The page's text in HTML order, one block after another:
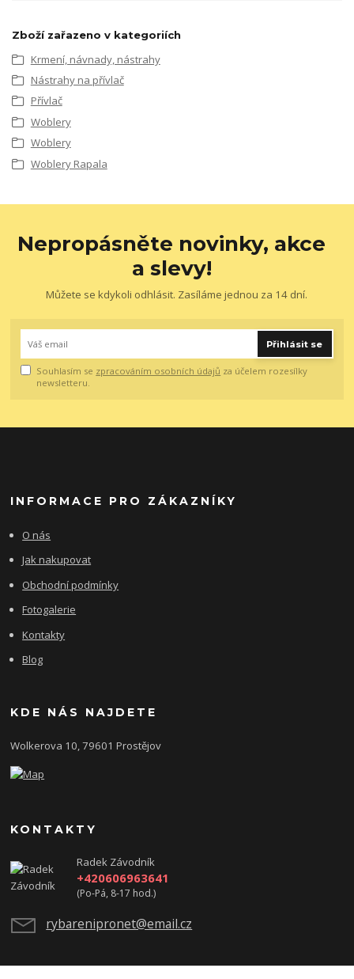
Zboží zařazeno v kategoriích
Krmení, návnady, nástrahy
Nástrahy na přívlač
Přívlač
Woblery
Woblery
Woblery Rapala
Nepropásněte novinky, akce
a slevy!
Můžete se kdykoli odhlásit. Zasíláme jednou za 14 dní.
Přihlásit se
Souhlasím se zpracováním osobních údajů za účelem rozesílky
newsletteru.
INFORMACE PRO ZÁKAZNÍKY
O nás
Jak nakupovat
Obchodní podmínky
Fotogalerie
Kontakty
Blog
KDE NÁS NAJDETE
Wolkerova 10, 79601 Prostějov
KONTAKTY
Radek Závodník
+420606963641
(Po-Pá, 8-17 hod.)
rybarenipronet@email.cz